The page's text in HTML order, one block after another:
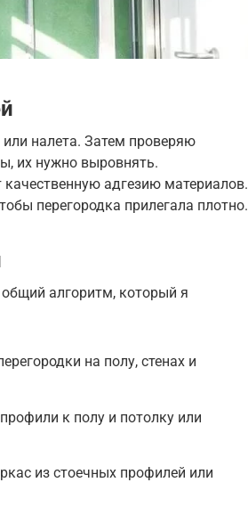
налета. Затем проверяю
их нужно выровнять.
адгезию материалов.
перегородка прилегала плотно.
алгоритм, который я
на полу, стенах и
к полу и потолку или
из стоечных профилей или